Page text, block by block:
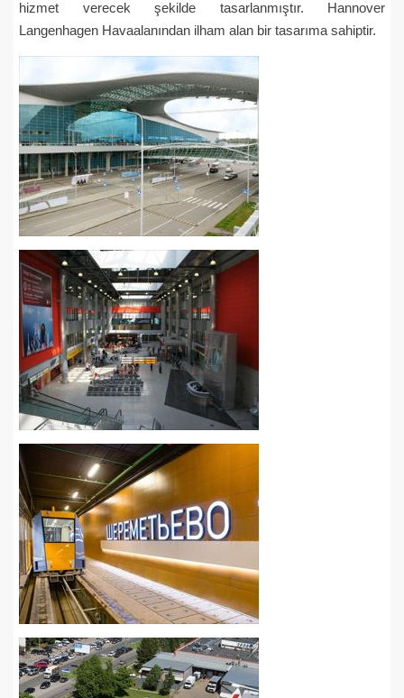
hizmet verecek şekilde tasarlanmıştır. Hannover
Langenhagen Havaalanından ilham alan bir tasarıma sahiptir.